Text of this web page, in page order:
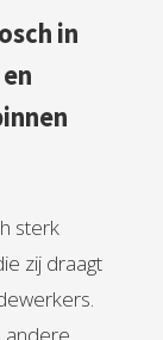
in
sterk
zij draagt